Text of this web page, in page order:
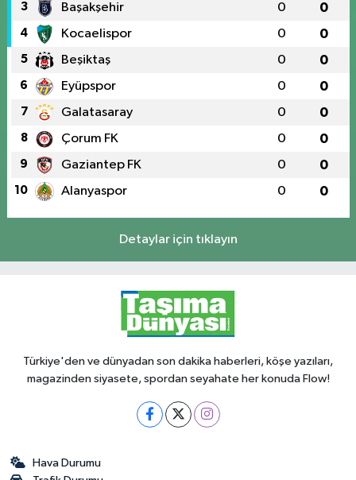
3 Başakşehir 0 0
4 Kocaelispor 0 0
5 Beşiktaş 0 0
6 Eyüpspor 0 0
7 Galatasaray 0 0
8 Çorum FK 0 0
9 Gaziantep FK 0 0
10 Alanyaspor 0 0
Detaylar için tıklayın
Türkiye'den ve dünyadan son dakika haberleri, köşe yazıları,
magazinden siyasete, spordan seyahate her konuda Flow!
Hava Durumu